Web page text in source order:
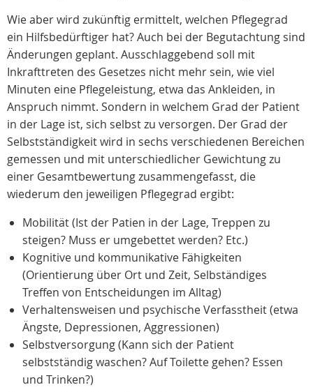
Wie aber wird zukünftig ermittelt, welchen Pflegegrad
ein Hilfsbedürftiger hat? Auch bei der Begutachtung sind
Änderungen geplant. Ausschlaggebend soll mit
Inkrafttreten des Gesetzes nicht mehr sein, wie viel
Minuten eine Pflegeleistung, etwa das Ankleiden, in
Anspruch nimmt. Sondern in welchem Grad der Patient
in der Lage ist, sich selbst zu versorgen. Der Grad der
Selbstständigkeit wird in sechs verschiedenen Bereichen
gemessen und mit unterschiedlicher Gewichtung zu
einer Gesamtbewertung zusammengefasst, die
wiederum den jeweiligen Pflegegrad ergibt:
Mobilität (Ist der Patien in der Lage, Treppen zu
steigen? Muss er umgebettet werden? Etc.)
Kognitive und kommunikative Fähigkeiten
(Orientierung über Ort und Zeit, Selbständiges
Treffen von Entscheidungen im Alltag)
Verhaltensweisen und psychische Verfasstheit (etwa
Ängste, Depressionen, Aggressionen)
Selbstversorgung (Kann sich der Patient
selbstständig waschen? Auf Toilette gehen? Essen
und Trinken?)